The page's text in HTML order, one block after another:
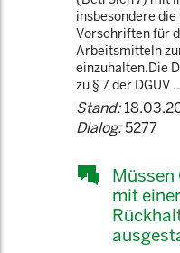
insbesondere
Vorschriften für
Arbeitsmitteln
einzuhalten.Die
zu § 7 der DGUV
Stand:
Dialog:5277
mit